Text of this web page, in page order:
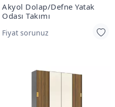
Akyol Dolap/Defne Yatak
Odası Takımı
Fiyat sorunuz